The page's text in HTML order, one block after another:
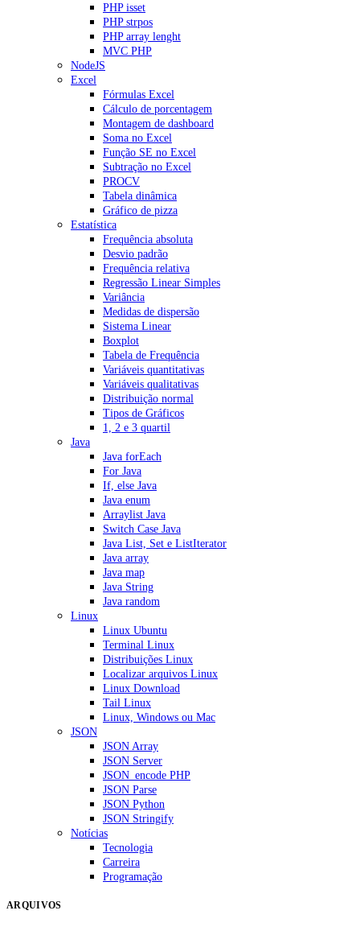
PHP isset
PHP strpos
PHP array lenght
MVC PHP
NodeJS
Excel
Fórmulas Excel
Cálculo de porcentagem
Montagem de dashboard
Soma no Excel
Função SE no Excel
Subtração no Excel
PROCV
Tabela dinâmica
Gráfico de pizza
Estatística
Frequência absoluta
Desvio padrão
Frequência relativa
Regressão Linear Simples
Variância
Medidas de dispersão
Sistema Linear
Boxplot
Tabela de Frequência
Variáveis quantitativas
Variáveis qualitativas
Distribuição normal
Tipos de Gráficos
1, 2 e 3 quartil
Java
Java forEach
For Java
If, else Java
Java enum
Arraylist Java
Switch Case Java
Java List, Set e ListIterator
Java array
Java map
Java String
Java random
Linux
Linux Ubuntu
Terminal Linux
Distribuições Linux
Localizar arquivos Linux
Linux Download
Tail Linux
Linux, Windows ou Mac
JSON
JSON Array
JSON Server
JSON_encode PHP
JSON Parse
JSON Python
JSON Stringify
Notícias
Tecnologia
Carreira
Programação
ARQUIVOS